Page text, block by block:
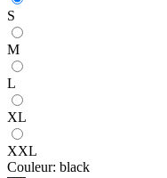
S
M
L
XL
XXL
Couleur: black